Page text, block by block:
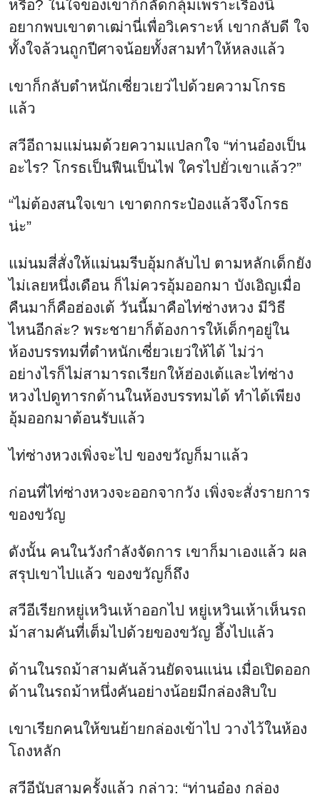
หรือ? ในใจของเขาก็กลัดกลุ้มเพราะเรื่องนี้
อยากพบเขาตาเฒ่านี่เพื่อวิเคราะห์ เขากลับดี ใจ
ทั้งใจล้วนถูกปีศาจน้อยทั้งสามทำให้หลงแล้ว
เขาก็กลับตำหนักเซี่ยวเยว่ไปด้วยความโกรธ
แล้ว
สวีอีถามแม่นมด้วยความแปลกใจ “ท่านอ๋องเป็น
อะไร? โกรธเป็นฟืนเป็นไฟ ใครไปยั่วเขาแล้ว?”
“ไม่ต้องสนใจเขา เขาตกกระป๋องแล้วจึงโกรธ
น่ะ”
แม่นมสี่สั่งให้แม่นมรีบอุ้มกลับไป ตามหลักเด็กยัง
ไม่เลยหนึ่งเดือน ก็ไม่ควรอุ้มออกมา บังเอิญเมื่อ
คืนมาก็คือฮ่องเต้ วันนี้มาคือไท่ซ่างหวง มีวิธี
ไหนอีกล่ะ? พระชายาก็ต้องการให้เด็กๆอยู่ใน
ห้องบรรทมที่ตำหนักเซี่ยวเยว่ให้ได้ ไม่ว่า
อย่างไรก็ไม่สามารถเรียกให้ฮ่องเต้และไท่ซ่าง
หวงไปดูทารกด้านในห้องบรรทมได้ ทำได้เพียง
อุ้มออกมาต้อนรับแล้ว
ไท่ซ่างหวงเพิ่งจะไป ของขวัญก็มาแล้ว
ก่อนที่ไท่ซ่างหวงจะออกจากวัง เพิ่งจะสั่งรายการ
ของขวัญ
ดังนั้น คนในวังกำลังจัดการ เขาก็มาเองแล้ว ผล
สรุปเขาไปแล้ว ของขวัญก็ถึง
สวีอีเรียกหยู่เหวินเห้าออกไป หยู่เหวินเห้าเห็นรถ
ม้าสามคันที่เต็มไปด้วยของขวัญ อึ้งไปแล้ว
ด้านในรถม้าสามคันล้วนยัดจนแน่น เมื่อเปิดออก
ด้านในรถม้าหนึ่งคันอย่างน้อยมีกล่องสิบใบ
เขาเรียกคนให้ขนย้ายกล่องเข้าไป วางไว้ในห้อง
โถงหลัก
สวีอีนับสามครั้งแล้ว กล่าว: “ท่านอ๋อง กล่อง